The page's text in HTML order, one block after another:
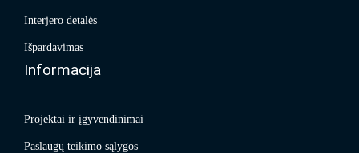
Interjero detalės
Išpardavimas
Informacija
Projektai ir įgyvendinimai
Paslaugų teikimo sąlygos